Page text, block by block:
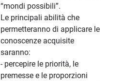
“mondi possibili”.
Le principali abilità che
permetteranno di applicare le
conoscenze acquisite
saranno:
- percepire le priorità, le
premesse e le proporzioni